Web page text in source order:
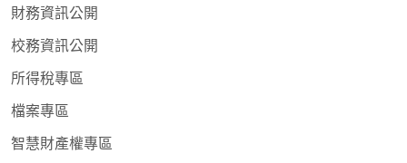
財務資訊公開
校務資訊公開
所得稅專區
檔案專區
智慧財產權專區